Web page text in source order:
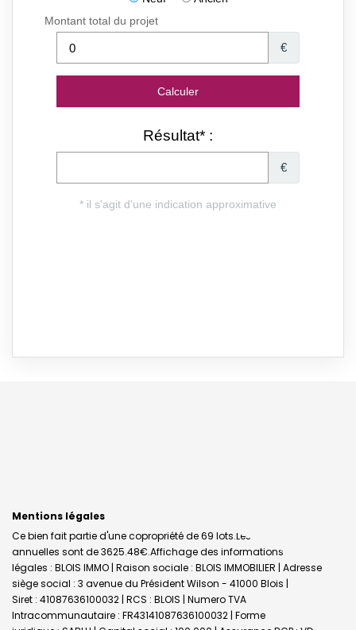
Mentions légales
Ce bien fait partie d'une copropriété de 69 lots.Les charges
annuelles sont de 3625.48€.Affichage des informations
légales : BLOIS IMMO | Raison sociale : BLOIS IMMOBILIER | Adresse
siège social : 3 avenue du Président Wilson - 41000 Blois |
Siret : 41087636100032 | RCS : BLOIS | Numero TVA
Intracommunautaire : FR43141087636100032 | Forme